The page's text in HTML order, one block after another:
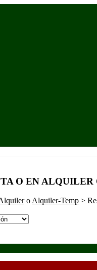
O EN
oAlquiler-Temp >